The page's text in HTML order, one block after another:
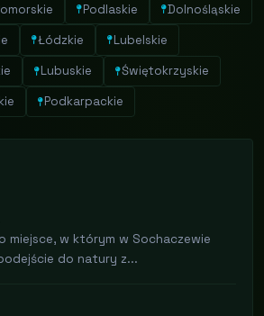
Podlaskie Dolnośląskie
Łódzkie Lubelskie
Lubuskie Świętokrzyskie
Podkarpackie
miejsce, w którym w Sochaczewie
do natury z...